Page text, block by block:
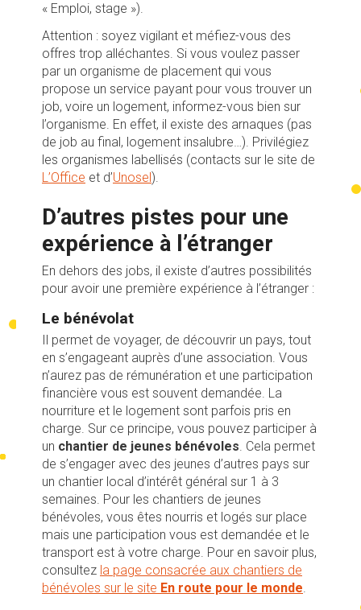
« Emploi, stage »).
Attention : soyez vigilant et méfiez-vous des
offres trop alléchantes. Si vous voulez passer
par un organisme de placement qui vous
propose un service payant pour vous trouver un
job, voire un logement, informez-vous bien sur
l’organisme. En effet, il existe des arnaques (pas
de job au final, logement insalubre…). Privilégiez
les organismes labellisés (contacts sur le site de
L’Office et d’Unosel).
D’autres pistes pour une
expérience à l’étranger
En dehors des jobs, il existe d’autres possibilités
pour avoir une première expérience à l’étranger :
Le bénévolat
Il permet de voyager, de découvrir un pays, tout
en s’engageant auprès d’une association. Vous
n’aurez pas de rémunération et une participation
financière vous est souvent demandée. La
nourriture et le logement sont parfois pris en
charge. Sur ce principe, vous pouvez participer à
un chantier de jeunes bénévoles. Cela permet
de s’engager avec des jeunes d’autres pays sur
un chantier local d’intérêt général sur 1 à 3
semaines. Pour les chantiers de jeunes
bénévoles, vous êtes nourris et logés sur place
mais une participation vous est demandée et le
transport est à votre charge. Pour en savoir plus,
consultez la page consacrée aux chantiers de
bénévoles sur le site En route pour le monde.